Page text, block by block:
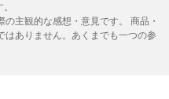
主観的な感想・意見です。 商品・
ありません。あくまでも一つの参